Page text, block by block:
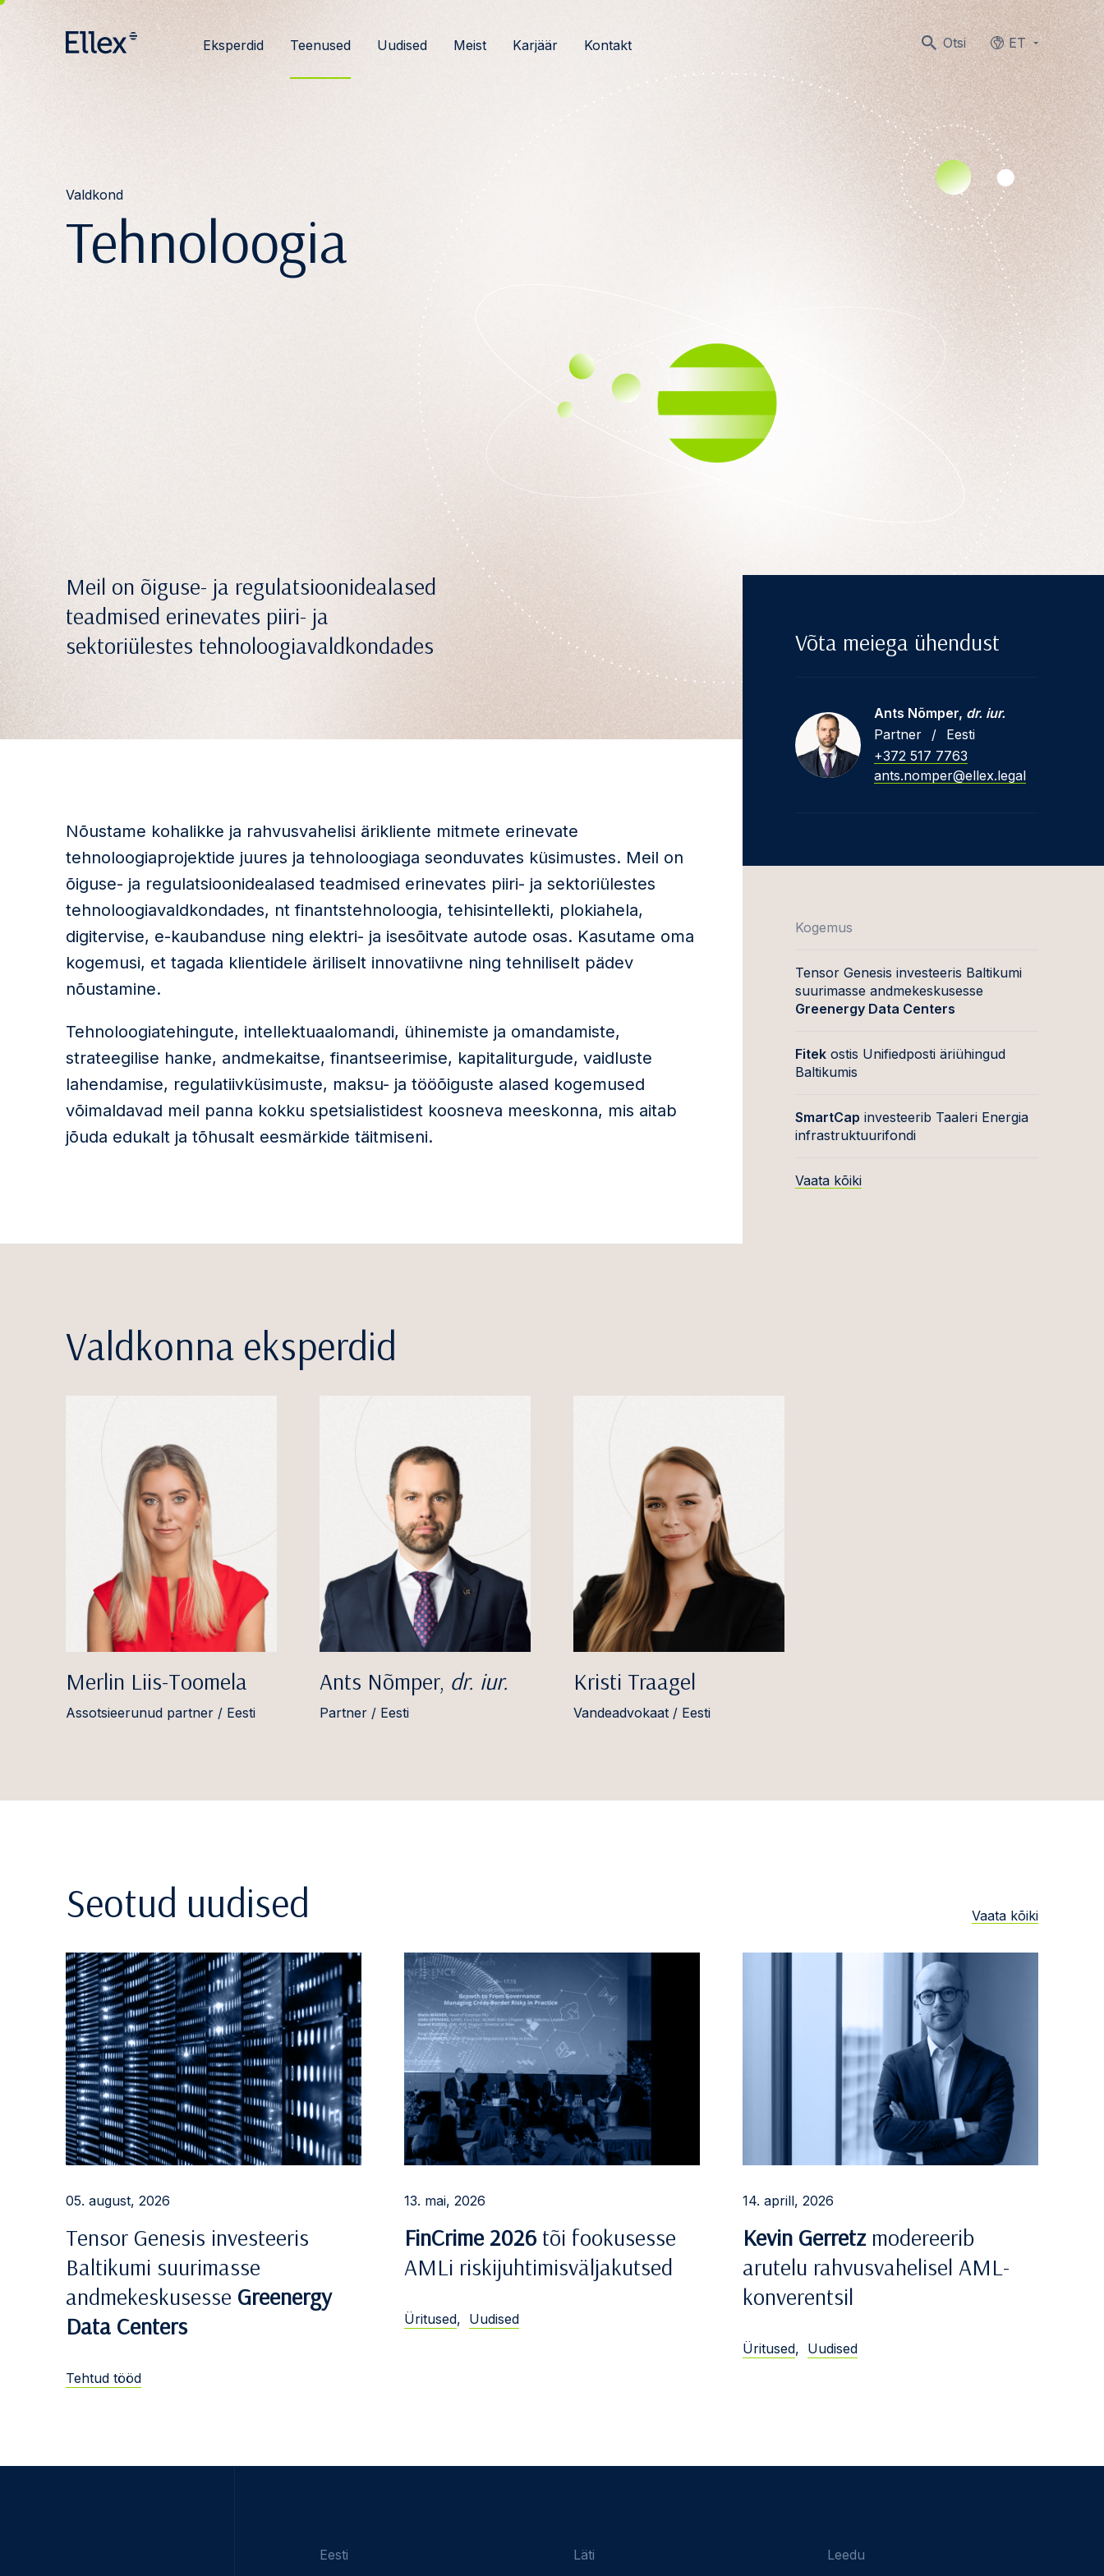
Otsi ET
Languages
Eksperdid Teenused Uudised Meist Karjäär Kontakt
Valdkond
Tehnoloogia
Meil on õiguse- ja regulatsioonidealased
teadmised erinevates piiri- ja
sektoriülestes tehnoloogiavaldkondades
Nõustame kohalikke ja rahvusvahelisi ärikliente mitmete erinevate
tehnoloogiaprojektide juures ja tehnoloogiaga seonduvates küsimustes. Meil on
õiguse- ja regulatsioonidealased teadmised erinevates piiri- ja sektoriülestes
tehnoloogiavaldkondades, nt finantstehnoloogia, tehisintellekti, plokiahela,
digitervise, e-kaubanduse ning elektri- ja isesõitvate autode osas. Kasutame oma
kogemusi, et tagada klientidele äriliselt innovatiivne ning tehniliselt pädev
nõustamine.
Tehnoloogiatehingute, intellektuaalomandi, ühinemiste ja omandamiste,
strateegilise hanke, andmekaitse, finantseerimise, kapitaliturgude, vaidluste
lahendamise, regulatiivküsimuste, maksu- ja tööõiguste alased kogemused
võimaldavad meil panna kokku spetsialistidest koosneva meeskonna, mis aitab
jõuda edukalt ja tõhusalt eesmärkide täitmiseni.
Võta meiega ühendust
Ants Nõmper, dr. iur.
Partner
/
Eesti
+372 517 7763
ants.nomper@ellex.legal
Kogemus
Tensor Genesis investeeris Baltikumi
suurimasse andmekeskusesse
Greenergy Data Centers
Fitek ostis Unifiedposti äriühingud
Baltikumis
SmartCap investeerib Taaleri Energia
infrastruktuurifondi
Vaata kõiki
Valdkonna eksperdid
Merlin Liis-Toomela
Assotsieerunud partner / Eesti
Ants Nõmper, dr. iur.
Partner / Eesti
Kristi Traagel
Vandeadvokaat / Eesti
Seotud uudised Vaata kõiki
05. august, 2026
Tensor Genesis investeeris
Baltikumi suurimasse
andmekeskusesse Greenergy
Data Centers
Tehtud tööd
13. mai, 2026
FinCrime 2026tõi fookusesse
AMLi riskijuhtimisväljakutsed
Üritused, Uudised
14. aprill, 2026
Kevin Gerretzmodereerib
arutelu rahvusvahelisel AML-
konverentsil
Üritused, Uudised
Eesti Läti Leedu